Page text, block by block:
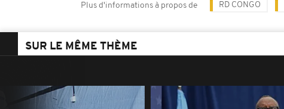
Plus d'informations à propos de RD CONGO
SUR LE MÊME THÈME